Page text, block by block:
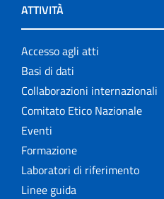
ATTIVITÀ
Accesso agli atti
Basi di dati
Collaborazioni internazionali
Comitato Etico Nazionale
Eventi
Formazione
Laboratori di riferimento
Linee guida